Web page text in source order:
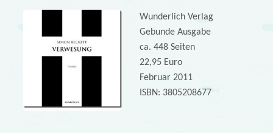
Wunderlich Verlag
Gebunde Ausgabe
ca. 448 Seiten
22,95 Euro
Februar 2011
ISBN: 3805208677